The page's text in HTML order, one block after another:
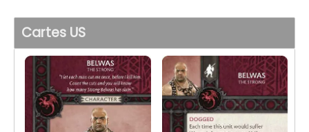
Cartes US